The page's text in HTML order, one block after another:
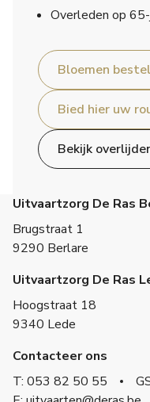
Overleden op
Bloemen
Bied hier uw
Bekijk
Uitvaartzorg De Ras
Brugstraat 1
9290 Berlare
Uitvaartzorg De Ras
Hoogstraat 18
9340 Lede
Contacteer ons
T: 053 82 50 55